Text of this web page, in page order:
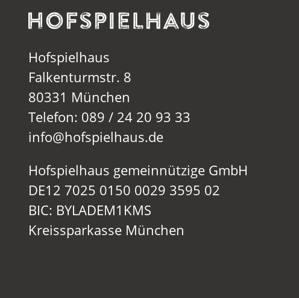
Hofspielhaus
Falkenturmstr. 8
80331 München
Telefon: 089 / 24 20 93 33
info@hofspielhaus.de
Hofspielhaus gemeinnützige GmbH
DE12 7025 0150 0029 3595 02
BIC: BYLADEM1KMS
Kreissparkasse München